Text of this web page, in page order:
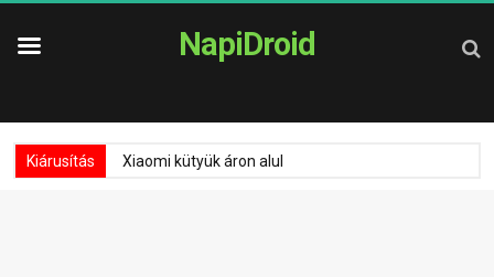
NapiDroid
Kiárusítás Xiaomi kütyük áron alul